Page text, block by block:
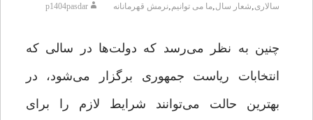
سالاری,شعار سال,ما می توانیم,نرمش قهرمانانه p1404pasdar
چنین به نظر می‌رسد که دولت‌ها در سالی که
انتخابات ریاست جمهوری برگزار می‌شود، در
بهترین حالت می‌توانند شرایط لازم را برای